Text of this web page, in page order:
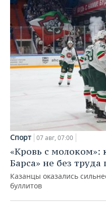
Спорт 07 авг, 07:00
«Кровь с молоком»:
Барса» не без
Казанцы оказались
буллитов